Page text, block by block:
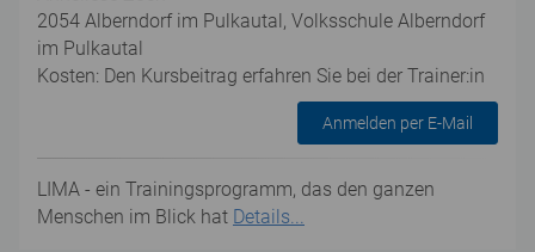
2054 Alberndorf im Pulkautal, Volksschule Alberndorf
im Pulkautal
Kosten: Den Kursbeitrag erfahren Sie bei der Trainer:in
Anmelden per E-Mail
LIMA - ein Trainingsprogramm, das den ganzen
Menschen im Blick hat Details...